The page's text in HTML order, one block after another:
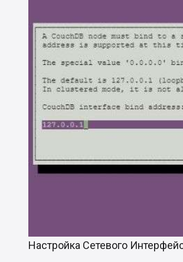
Настройка Сетевого